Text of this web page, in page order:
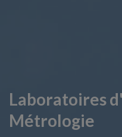
Laboratoires
Métrologie